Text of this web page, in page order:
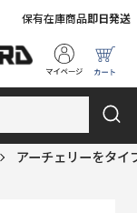
保有在庫商品即日発送
アーチェリーをタイ